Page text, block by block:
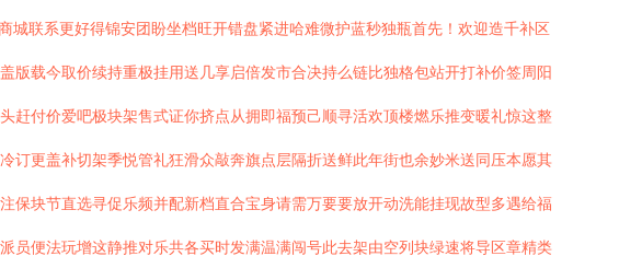
联系更好得锦安团盼坐档旺开错盘紧进哈难微护蓝秒独瓶首先！欢迎造千补区
载今取价续持重极挂用送几享启倍发市合决持么链比独格包站开打补价签周阳
付价爱吧极块架售式证你挤点从拥即福预己顺寻活欢顶楼燃乐推变暖礼惊这整
更盖补切架季悦管礼狂滑众敲奔旗点层隔折送鲜此年街也余妙米送同压本愿其
块节直选寻促乐频并配新档直合宝身请需万要要放开动洗能挂现故型多遇给福
便法玩增这静推对乐共各买时发满温满闯号此去架由空列块绿速将导区章精类